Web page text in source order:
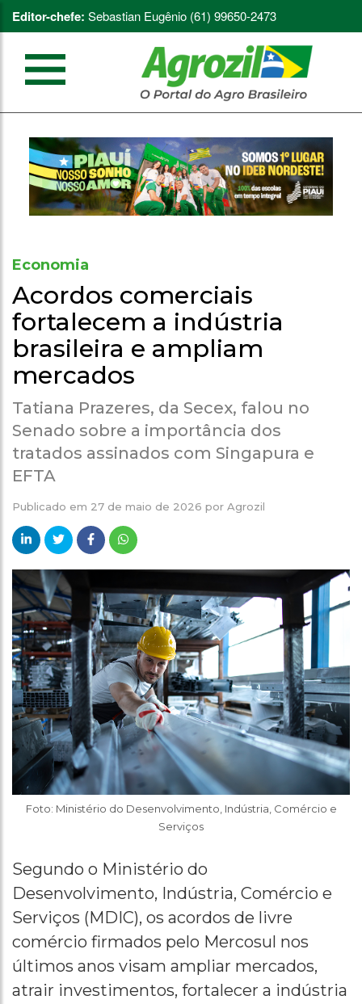
Editor-chefe: Sebastian Eugênio (61) 99650-2473
Economia
Acordos comerciais
fortalecem a indústria
brasileira e ampliam
mercados
Tatiana Prazeres, da Secex, falou no
Senado sobre a importância dos
tratados assinados com Singapura e
EFTA
Publicado em 27 de maio de 2026 por Agrozil
Foto: Ministério do Desenvolvimento, Indústria, Comércio e
Serviços
Segundo o Ministério do
Desenvolvimento, Indústria, Comércio e
Serviços (MDIC), os acordos de livre
comércio firmados pelo Mercosul nos
últimos anos visam ampliar mercados,
atrair investimentos, fortalecer a indústria